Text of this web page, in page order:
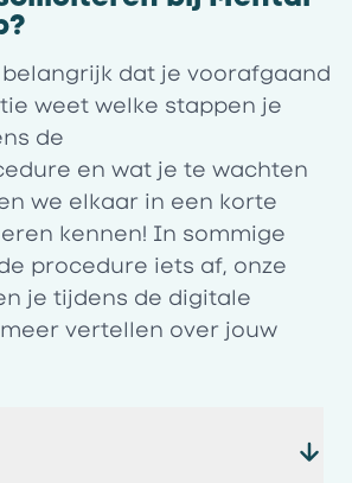
dat je voorafgaand
weet welke stappen je
de
en wat je te wachten
we elkaar in een korte
kennen! In sommige
procedure iets af, onze
je tijdens de digitale
vertellen over jouw